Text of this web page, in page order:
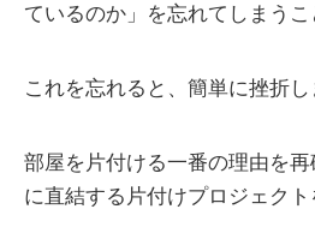
ているのか」を忘れてしまうこ
これを忘れると、簡単に挫折し
部屋を片付ける一番の理由を
に直結する片付けプロジェクト